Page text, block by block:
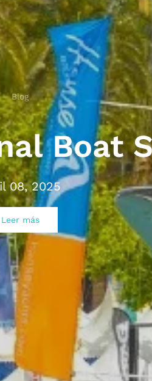
Blog
Boat
08, 2025
Leer más